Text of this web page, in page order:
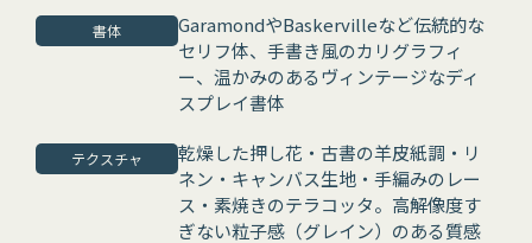
書体
GaramondやBaskervilleなど伝統的な
セリフ体、手書き風のカリグラフィ
ー、温かみのあるヴィンテージなディ
スプレイ書体
テクスチャ
乾燥した押し花・古書の羊皮紙調・リ
ネン・キャンバス生地・手編みのレー
ス・素焼きのテラコッタ。高解像度す
ぎない粒子感（グレイン）のある質感